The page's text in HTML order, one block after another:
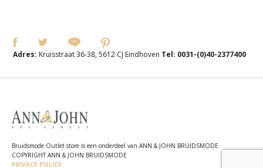
Adres: Kruisstraat 36-38, 5612 CJ Eindhoven Tel: 0031-(0)40-2377400
Bruidsmode Outlet store is een onderdeel van ANN & JOHN BRUIDSMODE
COPYRIGHT ANN & JOHN BRUIDSMODE
PRIVACY POLICY